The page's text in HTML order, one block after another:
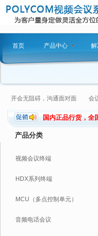
首页 产品中心 解
开会无阻碍，沟通面对面 会
国内正品行货，全
产品分类
视频会议终端
HDX系列终端
MCU（多点控制单元）
音频电话会议